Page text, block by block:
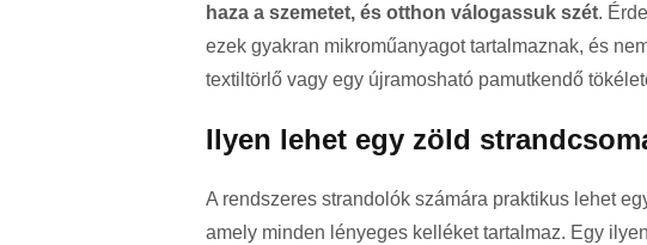
haza a szemetet, és otthon válogassuk szét.
ezek gyakran mikroműanyagot tartalmaznak, és
textiltörlő vagy egy újramosható pamutkendő
Ilyen lehet egy zöld
A rendszeres strandolók számára praktikus lehet
amely minden lényeges kelléket tartalmaz. Egy